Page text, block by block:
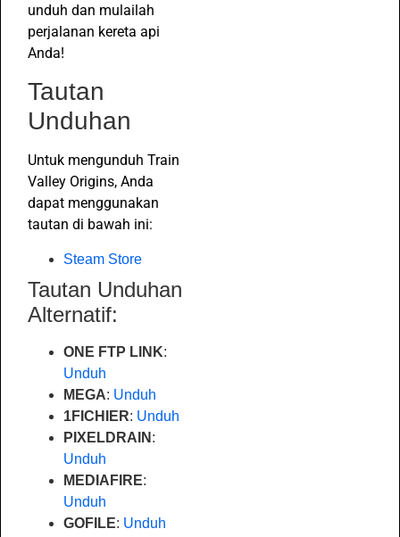
unduh dan mulailah
perjalanan kereta api
Anda!
Tautan
Unduhan
Untuk mengunduh Train
Valley Origins, Anda
dapat menggunakan
tautan di bawah ini:
Steam Store
Tautan Unduhan
Alternatif:
ONE FTP LINK:
Unduh
MEGA: Unduh
1FICHIER: Unduh
PIXELDRAIN :
Unduh
MEDIAFIRE:
Unduh
GOFILE: Unduh